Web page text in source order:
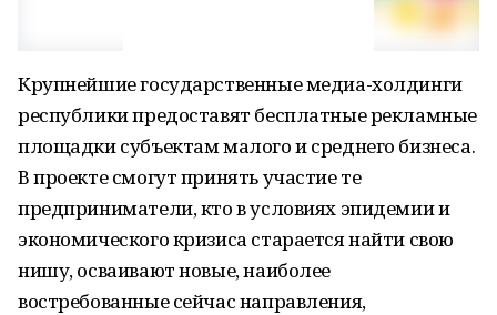
Крупнейшие государственные медиа-холдинги
республики предоставят бесплатные рекламные
площадки субъектам малого и среднего бизнеса.
В проекте смогут принять участие те
предприниматели, кто в условиях эпидемии и
экономического кризиса старается найти свою
нишу, осваивают новые, наиболее
востребованные сейчас направления,